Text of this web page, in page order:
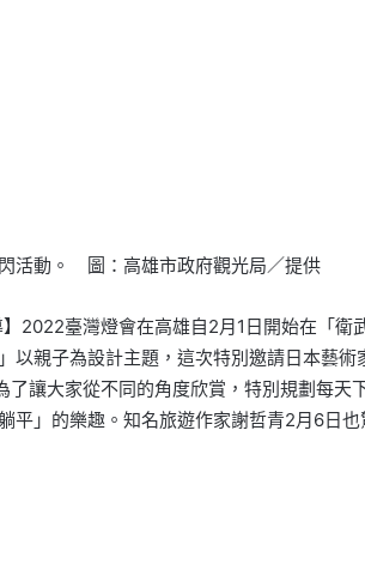
活動。 圖：高雄市政府觀光局／提供
】2022臺灣燈會在高雄自2月1日開始在「
以親子為設計主題，這次特別邀請日本藝
讓大家從不同的角度欣賞，特別規劃每天
平」的樂趣。知名旅遊作家謝哲青2月6日